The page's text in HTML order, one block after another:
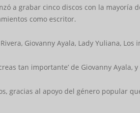
a grabar cinco discos con la
como escritor.
Giovanny Ayala, Lady Yuliana,
tan importante’ de Giovanny Ayala,
gracias al apoyo del género popular